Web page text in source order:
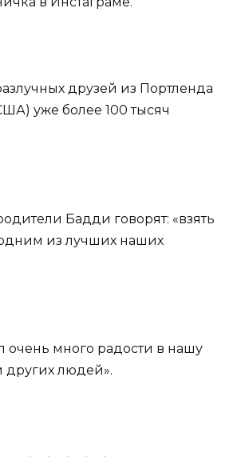
друзей из Портленда
уже более 100 тысяч
Бадди говорят: «взять
из лучших наших
очень много радости в нашу
людей».